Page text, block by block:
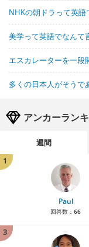
NHKの朝ドラって英語
美学って英語でなんて
エスカレーターを一段
多くの日本人がそうで
アンカーラン
週間
1
Paul
回答数： 66
3